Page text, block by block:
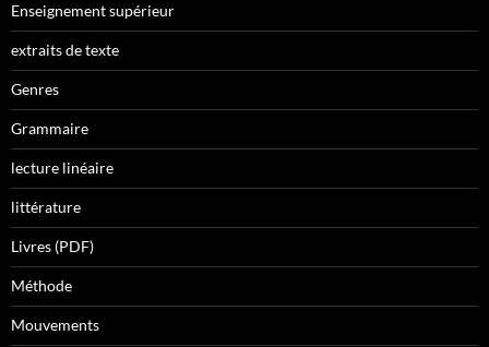
Enseignement supérieur
extraits de texte
Genres
Grammaire
lecture linéaire
littérature
Livres (PDF)
Méthode
Mouvements